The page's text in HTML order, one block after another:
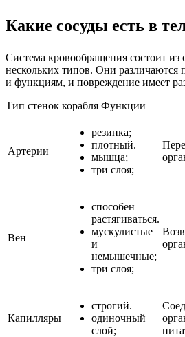
Какие сосуды есть в
Система кровообращения состоит из
нескольких типов. Они различаются
и функциям, и повреждение имеет
Тип стенок корабля Функции
Артерии
резинка;
плотный.
мышца;
три слоя;
Вен
способен
растягиваться.
мускулистые
и
немышечные;
три слоя;
Капилляры
строгий.
одиночный
слой;